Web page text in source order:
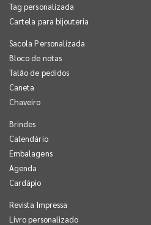
Tag personalizada
Cartela para bijouteria
Sacola Personalizada
Bloco de notas
Talão de pedidos
Caneta
Chaveiro
Brindes
Calendário
Embalagens
Agenda
Cardápio
Revista Impressa
Livro personalizado